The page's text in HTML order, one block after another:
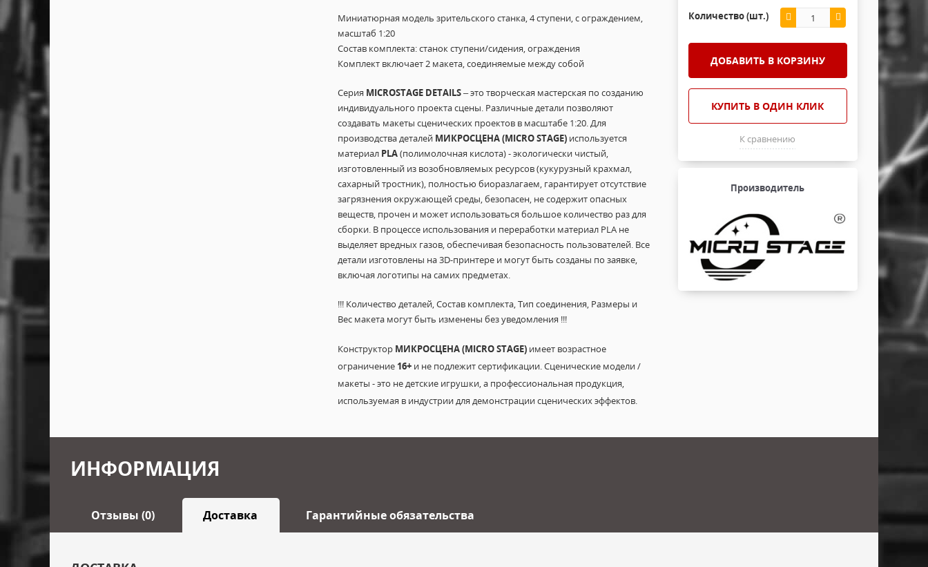
Миниатюрная модель зрительского станка, 4 ступени, с ограждением,
масштаб 1:20
Состав комплекта: станок ступени/сидения, ограждения
Комплект включает 2 макета, соединяемые между собой
Серия MICROSTAGE DETAILS– это творческая мастерская по созданию
индивидуального проекта сцены. Различные детали позволяют
создавать макеты сценических проектов в масштабе 1:20. Для
производства деталей МИКРОСЦЕНА (MICRO STAGE)используется
материал PLA(полимолочная кислота) - экологически чистый,
изготовленный из возобновляемых ресурсов (кукурузный крахмал,
сахарный тростник), полностью биоразлагаем, гарантирует отсутствие
загрязнения окружающей среды, безопасен, не содержит опасных
веществ, прочен и может использоваться большое количество раз для
сборки. В процессе использования и переработки материал PLA не
выделяет вредных газов, обеспечивая безопасность пользователей. Все
детали изготовлены на 3D-принтере и могут быть созданы по заявке,
включая логотипы на самих предметах.
!!! Количество деталей, Состав комплекта, Тип соединения, Размеры и
Вес макета могут быть изменены без уведомления !!!
Конструктор МИКРОСЦЕНА (MICRO STAGE)имеет возрастное
ограничение 16+и не подлежит сертификации. Сценические модели /
макеты - это не детские игрушки, а профессиональная продукция,
используемая в индустрии для демонстрации сценических эффектов.
Количество (шт.)
ДОБАВИТЬ В КОРЗИНУ
КУПИТЬ В ОДИН КЛИК
К сравнению
Производитель
ИНФОРМАЦИЯ
Отзывы (0) Доставка Гарантийные обязательства